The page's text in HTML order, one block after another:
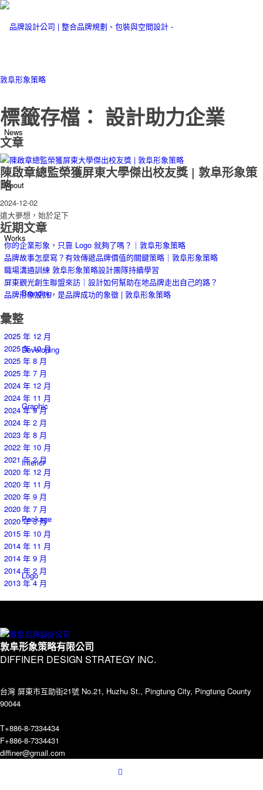
News
About
Works
Branding
Developing
Graphic
Interior
Package
Logo
Contact
Menu
標籤存檔： 設計助力企業
文章
陳啟章總監榮獲屏東大學傑出校友獎 | 敦阜形象策
略
2024-12-02
遠大夢想，始於足下
近期文章
你的企業形象，只靠 Logo 就夠了嗎？｜敦阜形象策略
品牌故事怎麼寫？有效傳遞品牌價值的關鍵策略｜敦阜形象策略
職場溝通訓練 敦阜形象策略設計團隊持續學習
屏東觀光創生聯盟來訪｜設計如何幫助在地品牌走出自己的路？
品牌形象設計，是品牌成功的象徵 | 敦阜形象策略
彙整
2025 年 12 月
2025 年 10 月
2025 年 8 月
2025 年 7 月
2024 年 12 月
2024 年 11 月
2024 年 9 月
2024 年 2 月
2023 年 8 月
2022 年 10 月
2021 年 2 月
2020 年 12 月
2020 年 11 月
2020 年 9 月
2020 年 7 月
2020 年 3 月
2015 年 10 月
2014 年 11 月
2014 年 9 月
2014 年 2 月
2013 年 4 月
敦阜形象策略有限公司
DIFFINER DESIGN STRATEGY INC.
台灣 屏東市互助街21號 No.21, Huzhu St., Pingtung City, Pingtung County
90044
T+886-8-7334434
F+886-8-7334431
diffiner@gmail.com